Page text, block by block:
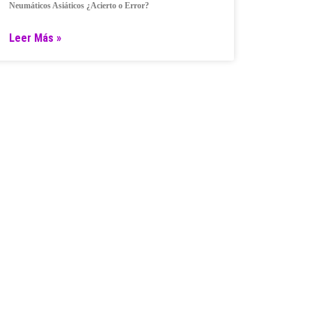
Neumáticos Asiáticos ¿Acierto o Error?
Leer Más »